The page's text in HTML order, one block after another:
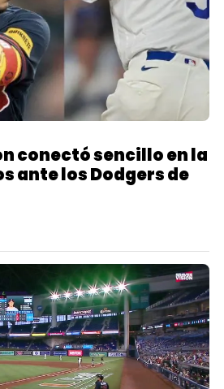
conectó sencillo en la
ante los Dodgers de